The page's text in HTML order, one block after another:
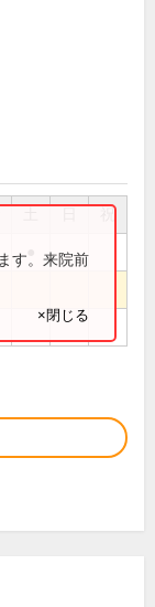
祝
す。来院前
×閉じる